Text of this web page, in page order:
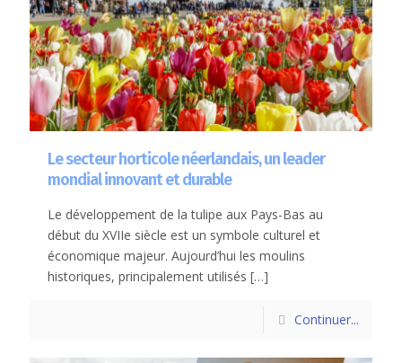
Le secteur horticole néerlandais, un leader
mondial innovant et durable
Le développement de la tulipe aux Pays-Bas au
début du XVIIe siècle est un symbole culturel et
économique majeur. Aujourd’hui les moulins
historiques, principalement utilisés […]
Continuer...